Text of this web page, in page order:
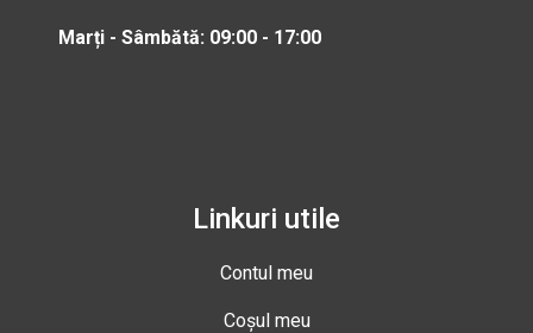
Marți - Sâmbătă: 09:00 - 17:00
Linkuri utile
Contul meu
Coșul meu